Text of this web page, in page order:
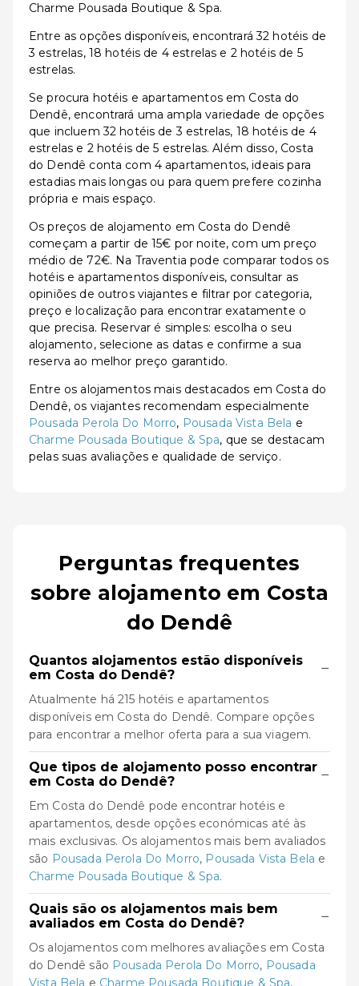
Charme Pousada Boutique & Spa.
Entre as opções disponíveis, encontrará 32 hotéis de
3 estrelas, 18 hotéis de 4 estrelas e 2 hotéis de 5
estrelas.
Se procura hotéis e apartamentos em Costa do
Dendê, encontrará uma ampla variedade de opções
que incluem 32 hotéis de 3 estrelas, 18 hotéis de 4
estrelas e 2 hotéis de 5 estrelas. Além disso, Costa
do Dendê conta com 4 apartamentos, ideais para
estadias mais longas ou para quem prefere cozinha
própria e mais espaço.
Os preços de alojamento em Costa do Dendê
começam a partir de 15€ por noite, com um preço
médio de 72€. Na Traventia pode comparar todos os
hotéis e apartamentos disponíveis, consultar as
opiniões de outros viajantes e filtrar por categoria,
preço e localização para encontrar exatamente o
que precisa. Reservar é simples: escolha o seu
alojamento, selecione as datas e confirme a sua
reserva ao melhor preço garantido.
Entre os alojamentos mais destacados em Costa do
Dendê, os viajantes recomendam especialmente
Pousada Perola Do Morro, Pousada Vista Bela e
Charme Pousada Boutique & Spa, que se destacam
pelas suas avaliações e qualidade de serviço.
Perguntas frequentes
sobre alojamento em Costa
do Dendê
Quantos alojamentos estão disponíveis
em Costa do Dendê?
−
Atualmente há 215 hotéis e apartamentos
disponíveis em Costa do Dendê. Compare opções
para encontrar a melhor oferta para a sua viagem.
Que tipos de alojamento posso encontrar
em Costa do Dendê?
−
Em Costa do Dendê pode encontrar hotéis e
apartamentos, desde opções económicas até às
mais exclusivas. Os alojamentos mais bem avaliados
são Pousada Perola Do Morro, Pousada Vista Bela e
Charme Pousada Boutique & Spa.
Quais são os alojamentos mais bem
avaliados em Costa do Dendê?
−
Os alojamentos com melhores avaliações em Costa
do Dendê são Pousada Perola Do Morro, Pousada
Vista Bela e Charme Pousada Boutique & Spa,